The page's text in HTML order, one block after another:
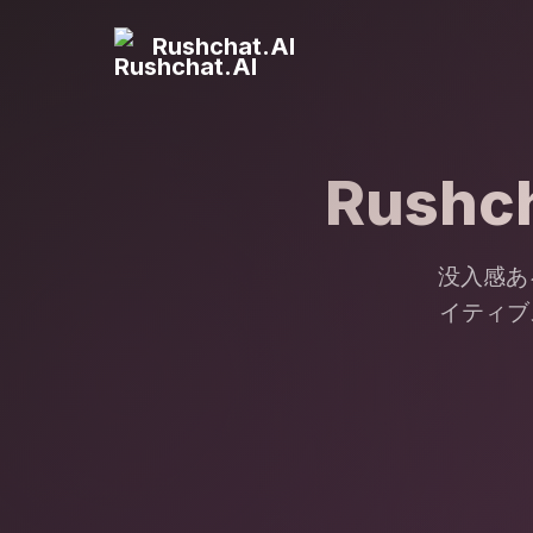
Rushchat.AI
没入感
イティ